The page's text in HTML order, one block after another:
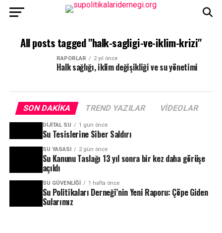
All posts tagged "halk-sagligi-ve-iklim-krizi"
RAPORLAR 2 yıl önce
Halk sağlığı, iklim değişikliği ve su yönetimi
SON DAKIKA TREND YAZILAR VIDEOLAR
DIJITAL SU 1 gün önce
Su Tesislerine Siber Saldırı
SU YASASI 2 gün önce
Su Kanunu Taslağı 13 yıl sonra bir kez daha görüşe
açıldı
SU GÜVENLIĞI 1 hafta önce
Su Politikaları Derneği’nin Yeni Raporu: Çöpe Giden
Sularımız